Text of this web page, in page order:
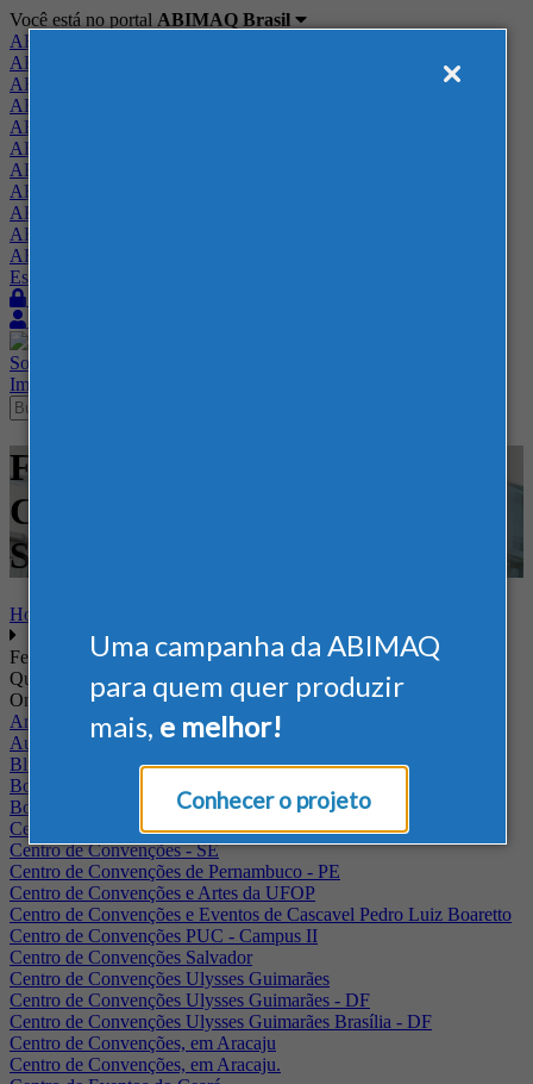
Uma campanha da ABIMAQ
para quem quer produzir
mais, e melhor!
Conhecer o projeto
Você está no portal ABIMAQ Brasil
ABIMAQ Brasil
ABIMAQ Minas Gerais
ABIMAQ Norte-Nordeste
ABIMAQ Paraná
ABIMAQ Piracicaba
ABIMAQ Ribeirão Preto
ABIMAQ Rio de Janeiro
ABIMAQ Rio Grande do Sul
ABIMAQ Santa Catarina
ABIMAQ São Paulo
ABIMAQ Vale do Paraíba
Escritório de Relações Governamentais
Sobre
Imprensa
Feiras - Georgia World
Congress Center - -
Saneamento
Home
Feiras
Quando
Onde
Arena Jaguariuna
Auditório Albano Franco - FIEPA
Blumenau - SC
BolognaFiere
Boulevard Olimpico - RJ
Centro Internacional de Convenções do Brasil, em Brasília
Centro de Convenções - SE
Centro de Convenções de Pernambuco - PE
Centro de Convenções e Artes da UFOP
Centro de Convenções e Eventos de Cascavel Pedro Luiz Boaretto
Centro de Convenções PUC - Campus II
Centro de Convenções Salvador
Centro de Convenções Ulysses Guimarães
Centro de Convenções Ulysses Guimarães - DF
Centro de Convenções Ulysses Guimarães Brasília - DF
Centro de Convenções, em Aracaju
Centro de Convenções, em Aracaju.